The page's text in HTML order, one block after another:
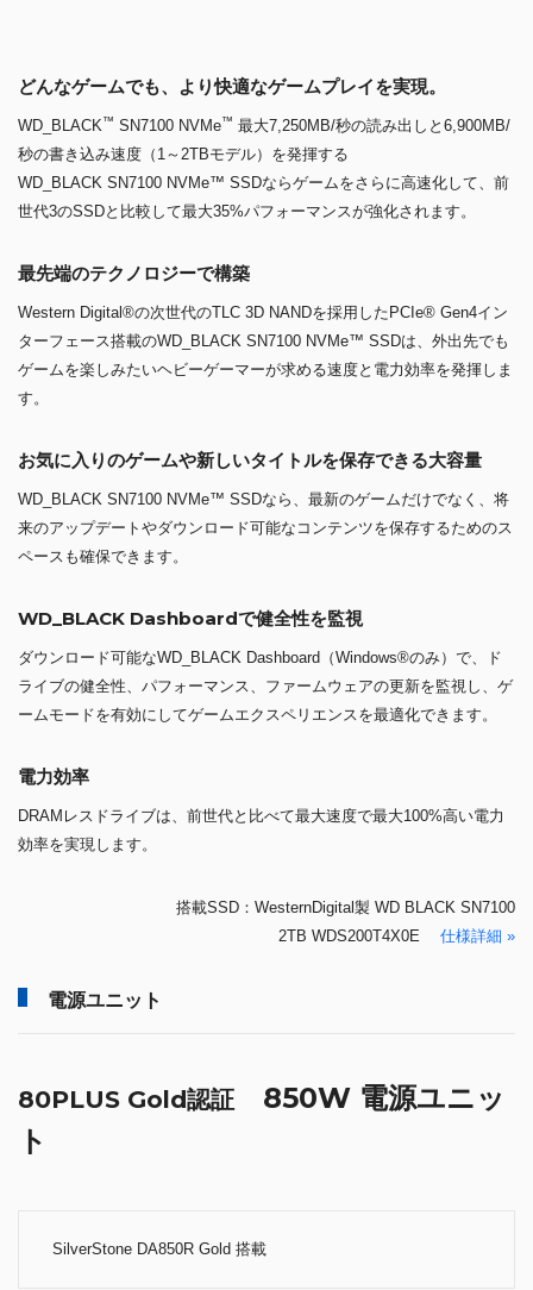
お気に入りのゲームや新しいタイトルを保存できる大容量
WD_BLACK SN7100 NVMe™ SSDなら、最新のゲームだけでなく、将
来のアップデートやダウンロード可能なコンテンツを保存するためのス
ペースも確保できます。
WD_BLACK Dashboardで健全性を監視
ダウンロード可能なWD_BLACK Dashboard（Windows®のみ）で、ド
ライブの健全性、パフォーマンス、ファームウェアの更新を監視し、ゲ
ームモードを有効にしてゲームエクスペリエンスを最適化できます。
効率を実現します。
搭載SSD：WesternDigital製 WD BLACK SN7100
電源ユニット
80PLUS Gold認証
ト
SilverStone DA850R Gold 搭載